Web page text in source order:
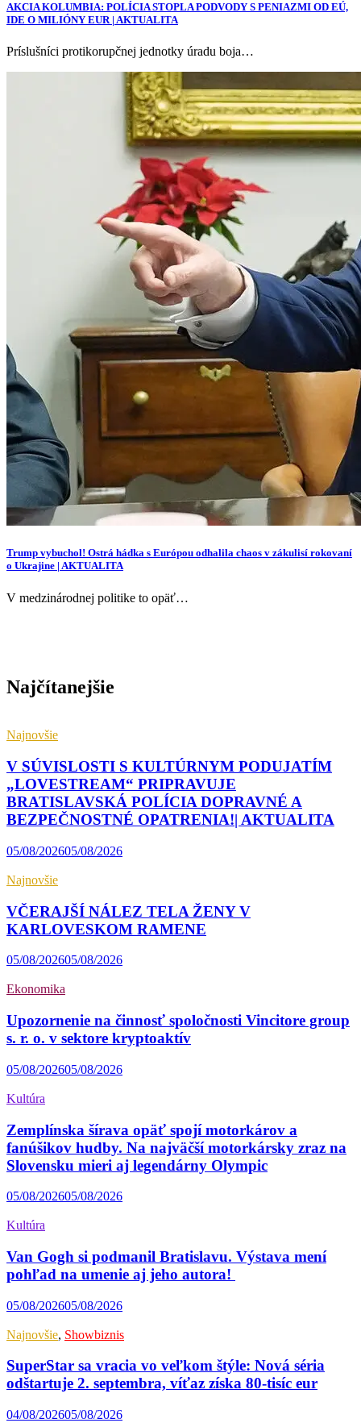
AKCIA KOLUMBIA: POLÍCIA STOPLA PODVODY S PENIAZMI OD EÚ,
IDE O MILIÓNY EUR | AKTUALITA
Príslušníci protikorupčnej jednotky úradu boja…
Trump vybuchol! Ostrá hádka s Európou odhalila chaos v zákulisí rokovaní
o Ukrajine | AKTUALITA
V medzinárodnej politike to opäť…
Najčítanejšie
Najnovšie
V SÚVISLOSTI S KULTÚRNYM PODUJATÍM
„LOVESTREAM“ PRIPRAVUJE
BRATISLAVSKÁ POLÍCIA DOPRAVNÉ A
BEZPEČNOSTNÉ OPATRENIA!| AKTUALITA
05/08/202605/08/2026
Najnovšie
VČERAJŠÍ NÁLEZ TELA ŽENY V
KARLOVESKOM RAMENE
05/08/202605/08/2026
Ekonomika
Upozornenie na činnosť spoločnosti Vincitore group
s. r. o. v sektore kryptoaktív
05/08/202605/08/2026
Kultúra
Zemplínska šírava opäť spojí motorkárov a
fanúšikov hudby. Na najväčší motorkársky zraz na
Slovensku mieri aj legendárny Olympic
05/08/202605/08/2026
Kultúra
Van Gogh si podmanil Bratislavu. Výstava mení
pohľad na umenie aj jeho autora!
05/08/202605/08/2026
Najnovšie, Showbiznis
SuperStar sa vracia vo veľkom štýle: Nová séria
odštartuje 2. septembra, víťaz získa 80-tisíc eur
04/08/202605/08/2026